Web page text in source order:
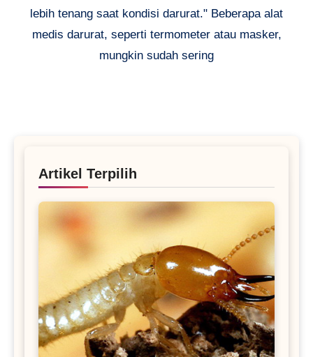
lebih tenang saat kondisi darurat." Beberapa alat
medis darurat, seperti termometer atau masker,
mungkin sudah sering
Artikel Terpilih